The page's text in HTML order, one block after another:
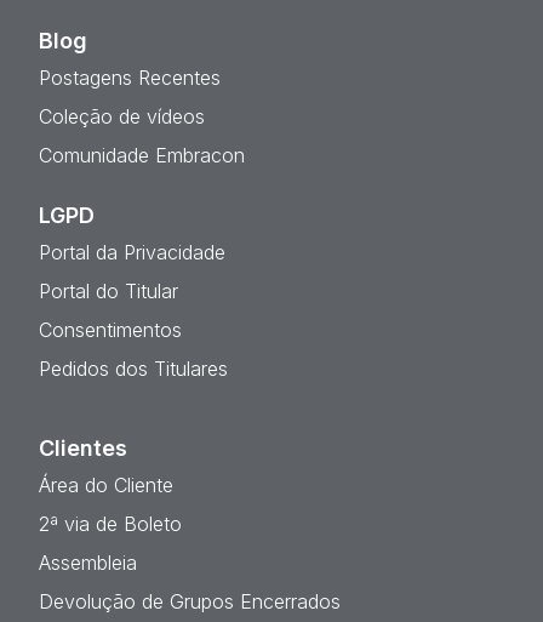
Blog
Postagens Recentes
Coleção de vídeos
Comunidade Embracon
LGPD
Portal da Privacidade
Portal do Titular
Consentimentos
Pedidos dos Titulares
Clientes
Área do Cliente
2ª via de Boleto
Assembleia
Devolução de Grupos Encerrados